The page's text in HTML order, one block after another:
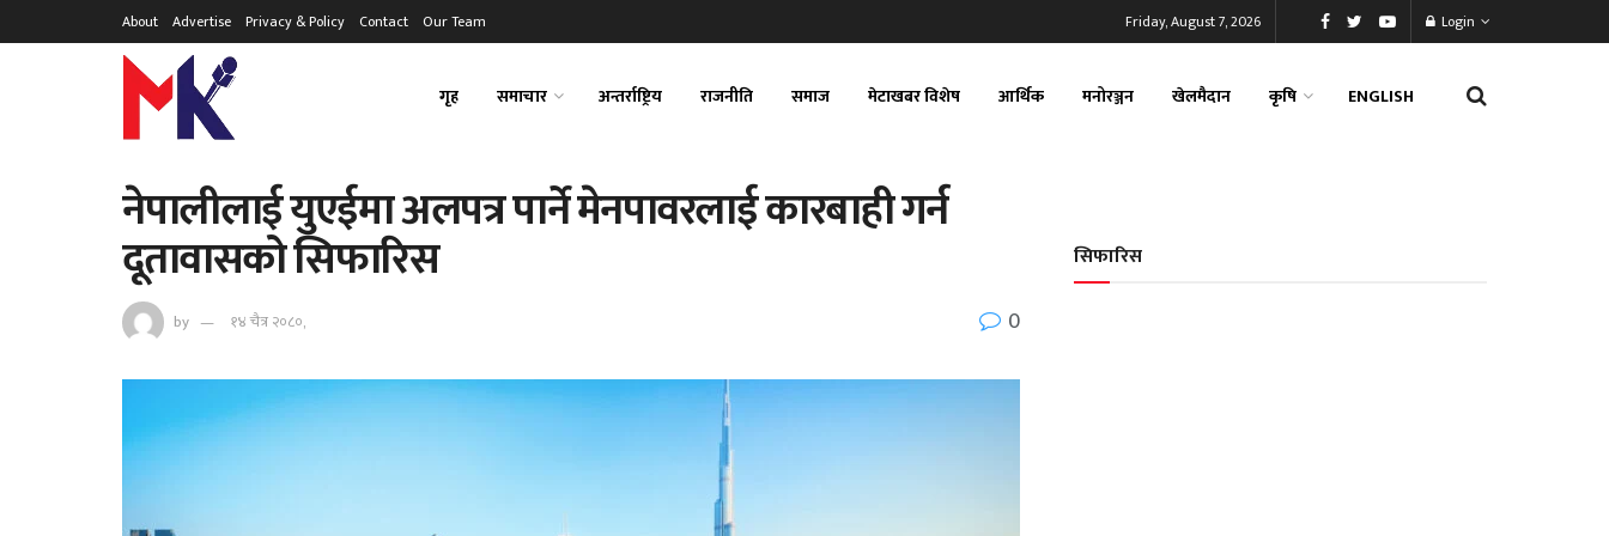
About Advertise Privacy & Policy Contact Our Team Friday, August 7, 2026 Login
गृह समाचार अन्तर्राष्ट्रिय राजनीति समाज मेटाखबर विशेष आर्थिक मनोरञ्जन खेलमैदान कृषि ENGLISH
नेपालीलाई युएईमा अलपत्र पार्ने मेनपावरलाई कारबाही गर्न
दूतावासको सिफारिस
by १४ चैत्र २०८०, 0
सिफारिस